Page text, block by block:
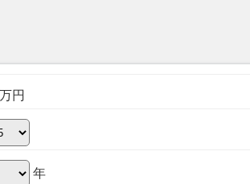
万円
年